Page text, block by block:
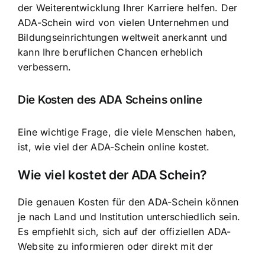
der Weiterentwicklung Ihrer Karriere helfen. Der
ADA-Schein wird von vielen Unternehmen und
Bildungseinrichtungen weltweit anerkannt und
kann Ihre beruflichen Chancen erheblich
verbessern.
Die Kosten des ADA Scheins online
Eine wichtige Frage, die viele Menschen haben,
ist, wie viel der ADA-Schein online kostet.
Wie viel kostet der ADA Schein?
Die genauen Kosten für den ADA-Schein können
je nach Land und Institution unterschiedlich sein.
Es empfiehlt sich, sich auf der offiziellen ADA-
Website zu informieren oder direkt mit der